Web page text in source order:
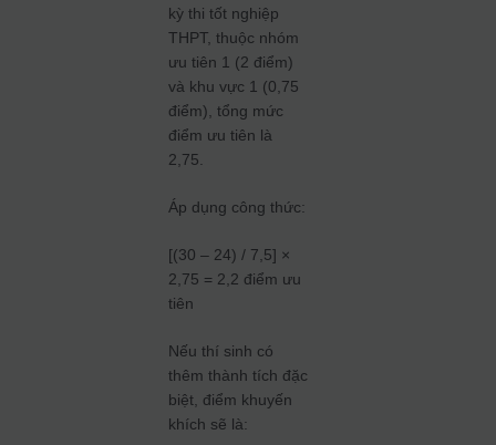
kỳ thi tốt nghiệp
THPT, thuộc nhóm
ưu tiên 1 (2 điểm)
và khu vực 1 (0,75
điểm), tổng mức
điểm ưu tiên là
2,75.
Áp dụng công thức:
[(30 – 24) / 7,5] ×
2,75 = 2,2 điểm ưu
tiên
Nếu thí sinh có
thêm thành tích đặc
biệt, điểm khuyến
khích sẽ là: